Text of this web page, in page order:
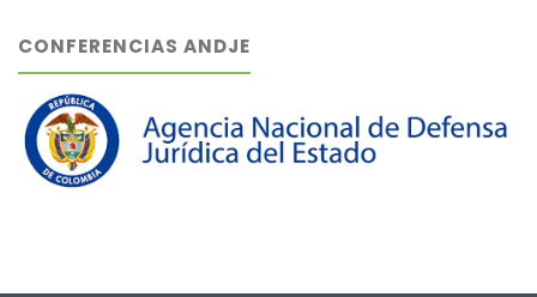
CONFERENCIAS ANDJE